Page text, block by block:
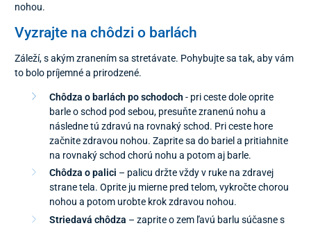
nohou.
Vyzrajte na chôdzi o barlách
Záleží, s akým zranením sa stretávate. Pohybujte sa tak, aby vám
to bolo príjemné a prirodzené.
Chôdza o barlách po schodoch - pri ceste dole oprite
barle o schod pod sebou, presuňte zranenú nohu a
následne tú zdravú na rovnaký schod. Pri ceste hore
začnite zdravou nohou. Zaprite sa do bariel a pritiahnite
na rovnaký schod chorú nohu a potom aj barle.
Chôdza o palici – palicu držte vždy v ruke na zdravej
strane tela. Oprite ju mierne pred telom, vykročte chorou
nohou a potom urobte krok zdravou nohou.
Striedavá chôdza – zaprite o zem ľavú barlu súčasne s